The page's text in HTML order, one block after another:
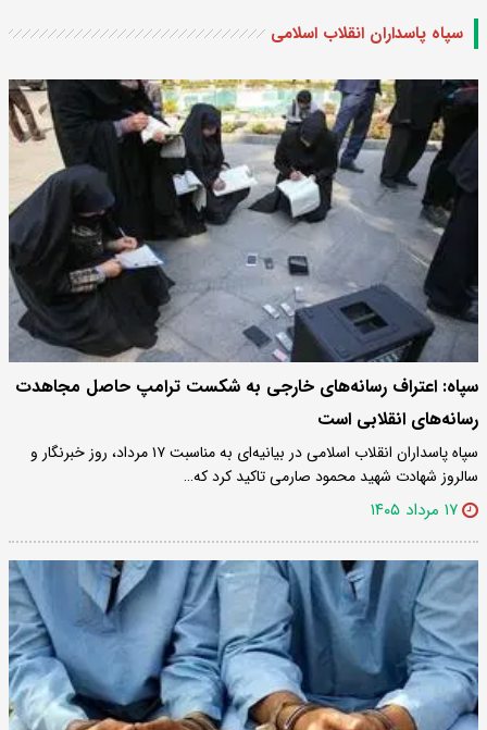
سپاه پاسداران انقلاب اسلامی
سپاه: اعتراف رسانه‌های خارجی به شکست ترامپ حاصل مجاهدت
رسانه‌های انقلابی است
سپاه پاسداران انقلاب اسلامی در بیانیه‌ای به مناسبت ۱۷ مرداد، روز خبرنگار و
سالروز شهادت شهید محمود صارمی تاکید کرد که…
۱۷ مرداد ۱۴۰۵